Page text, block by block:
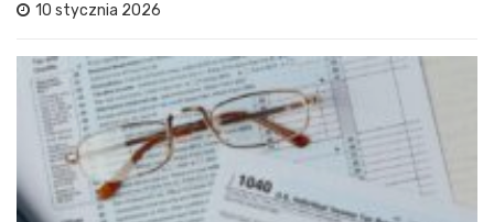
10 stycznia 2026